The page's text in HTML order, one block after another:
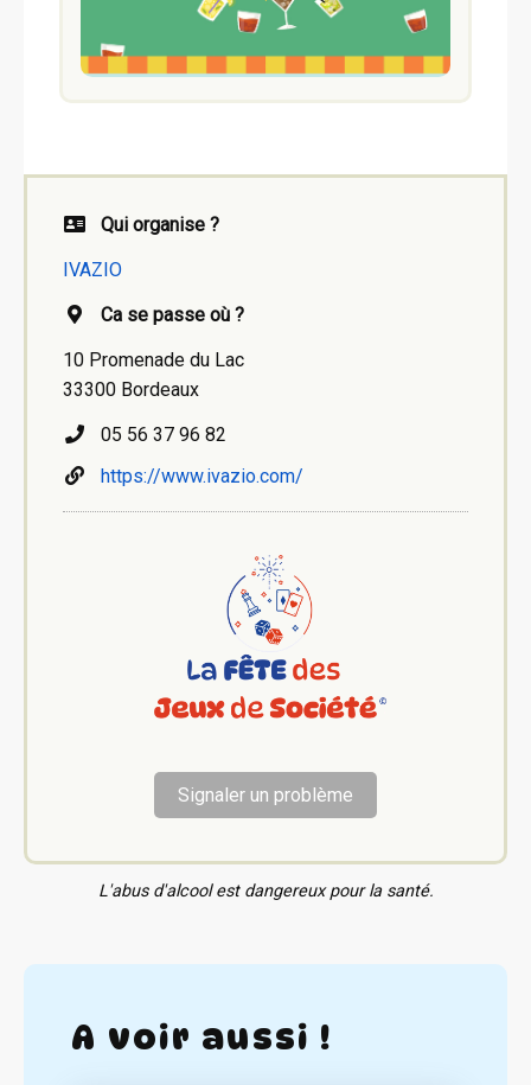
Qui organise ?
IVAZIO
Ca se passe où ?
10 Promenade du Lac
33300 Bordeaux
05 56 37 96 82
https://www.ivazio.com/
Signaler un problème
L'abus d'alcool est dangereux pour la santé.
A voir aussi !